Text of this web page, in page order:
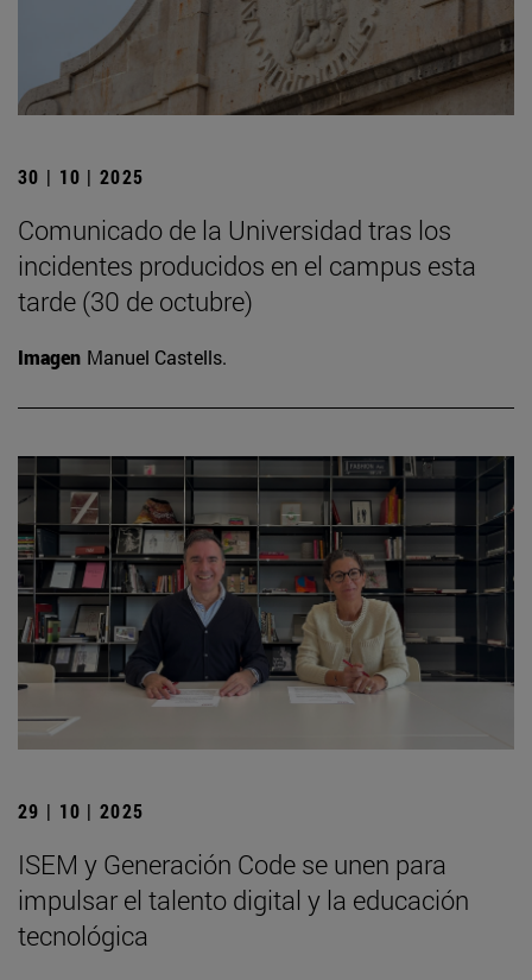
30 | 10 | 2025
Comunicado de la Universidad tras los
incidentes producidos en el campus esta
tarde (30 de octubre)
Imagen Manuel Castells.
29 | 10 | 2025
ISEM y Generación Code se unen para
impulsar el talento digital y la educación
tecnológica